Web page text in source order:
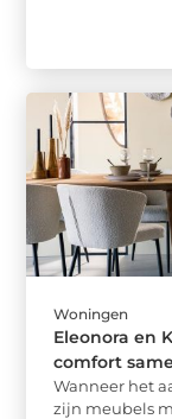
Woningen
Eleonora en
comfort
Wanneer het
zijn meubels